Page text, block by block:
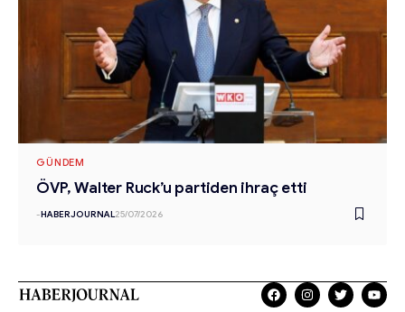
GÜNDEM
ÖVP, Walter Ruck’u partiden ihraç etti
-HABERJOURNAL25/07/2026